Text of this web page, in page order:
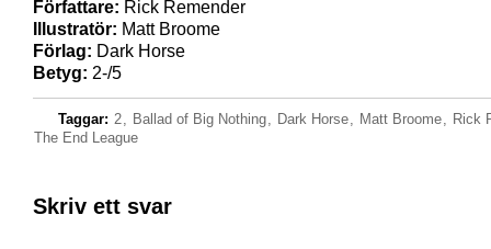
Författare: Rick Remender
Illustratör: Matt Broome
Förlag: Dark Horse
Betyg: 2-/5
Taggar: 2, Ballad of Big Nothing, Dark Horse, Matt Broome, Rick
The End League
Skriv ett svar